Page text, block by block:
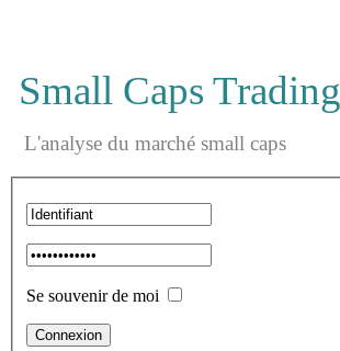
Small Caps Trading
L'analyse du marché small caps
Se souvenir de moi